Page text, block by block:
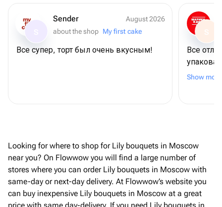
Sender
August 2026
about the shop My first cake
Все супер, торт был очень вкусным!
S
Все
👍🏻
Show more
Looking for where to shop for Lily bouquets in Moscow
near you? On Flowwow you will find a large number of
stores where you can order Lily bouquets in Moscow with
same-day or next-day delivery. At Flowwow’s website you
can buy inexpensive Lily bouquets in Moscow at a great